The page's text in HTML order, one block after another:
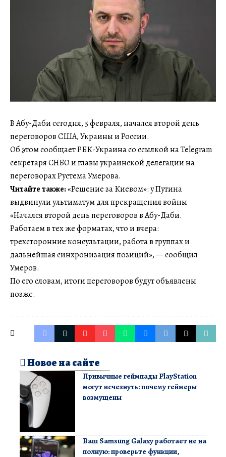
В Абу-Даби сегодня, 5 февраля, начался второй день
переговоров США, Украины и России.
Об этом сообщает РБК-Украина со ссылкой на Telegram
секретаря СНБО и главы украинской делегации на
переговорах Рустема Умерова.
Читайте также:«Решение за Киевом»: у Путина
выдвинули ультиматум для прекращения войны
«Начался второй день переговоров в Абу-Даби.
Работаем в тех же форматах, что и вчера:
трехсторонние консультации, работа в группах и
дальнейшая синхронизация позиций», — сообщил
Умеров.
По его словам, итоги переговоров будут объявлены
позже.
Новое на сайте
Привычные геймпады PlayStation
могут исчезнуть: почему геймеры
возмущены
Ваш Samsung Galaxy работает не на
полную: проверьте функции,